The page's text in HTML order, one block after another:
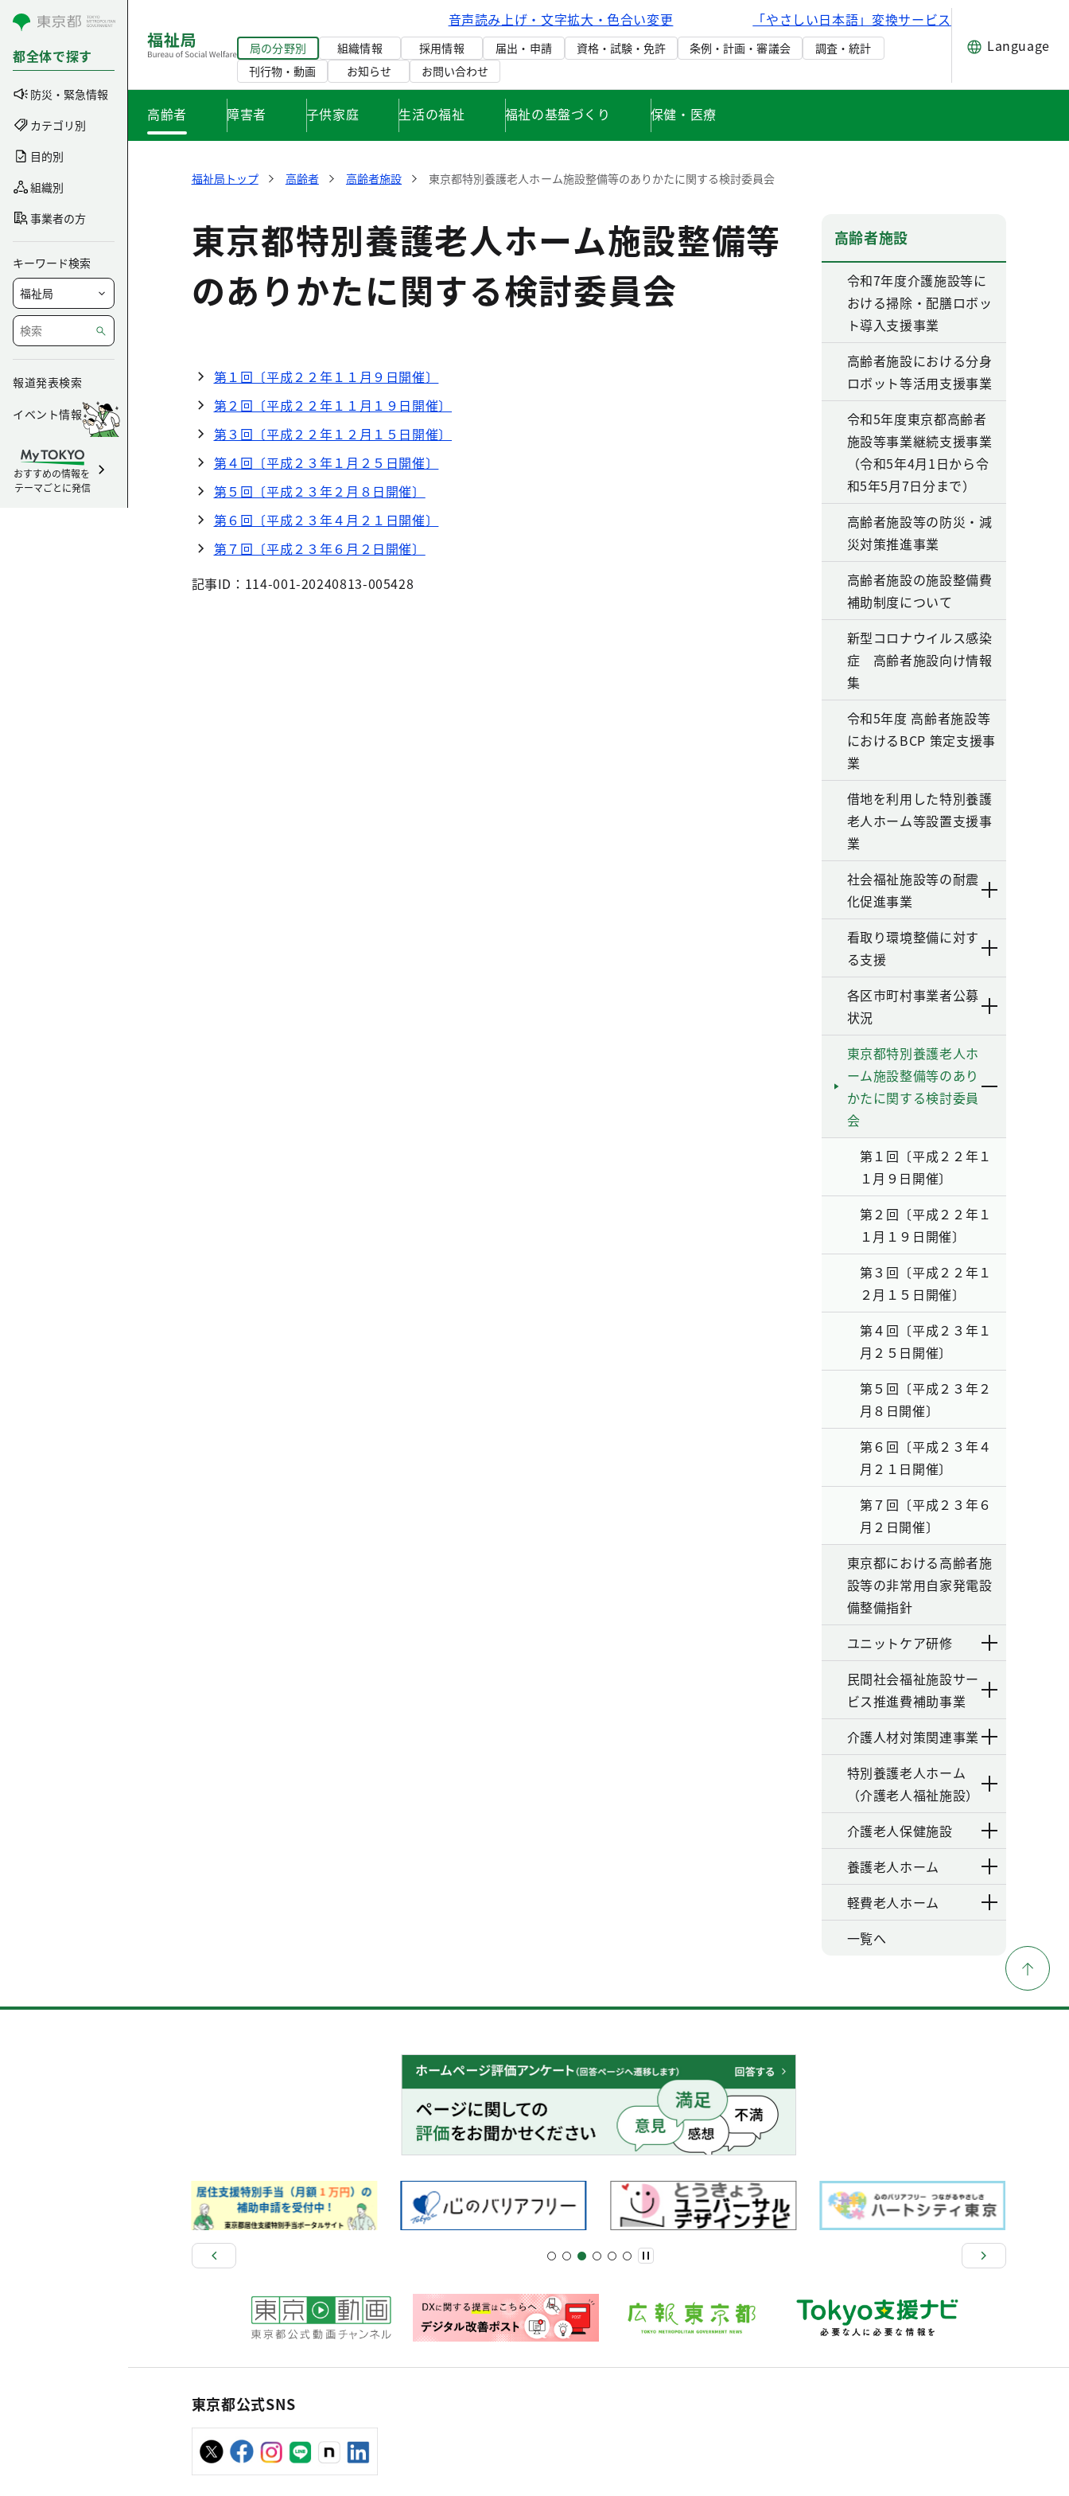
コンテンツにスキップ
都全体で探す
防災・緊急情報
カテゴリ別
目的別
組織別
事業者の方
キーワード検索
報道発表検索
イベント情報
おすすめの情報を
テーマごとに発信
音声読み上げ・文字拡大・色合い変更 「やさしい日本語」変換サービス
局の分野別 組織情報 採用情報 届出・申請 資格・試験・免許 条例・計画・審議会
調査・統計
刊行物・動画
お知らせ お問い合わせ
Language
高齢者 障害者 子供家庭 生活の福祉 福祉の基盤づくり 保健・医療
福祉局トップ 高齢者 高齢者施設 東京都特別養護老人ホーム施設整備等のありかたに関する検討委員会
東京都特別養護老人ホーム施設整備等
のありかたに関する検討委員会
第１回〔平成２２年１１月９日開催〕
第２回〔平成２２年１１月１９日開催〕
第３回〔平成２２年１２月１５日開催〕
第４回〔平成２３年１月２５日開催〕
第５回〔平成２３年２月８日開催〕
第６回〔平成２３年４月２１日開催〕
第７回〔平成２３年６月２日開催〕
記事ID：114-001-20240813-005428
高齢者施設
令和7年度介護施設等に
おける掃除・配膳ロボッ
ト導入支援事業
高齢者施設における分身
ロボット等活用支援事業
令和5年度東京都高齢者
施設等事業継続支援事業
（令和5年4月1日から令
和5年5月7日分まで）
高齢者施設等の防災・減
災対策推進事業
高齢者施設の施設整備費
補助制度について
新型コロナウイルス感染
症 高齢者施設向け情報
集
令和5年度 高齢者施設等
におけるBCP 策定支援事
業
借地を利用した特別養護
老人ホーム等設置支援事
業
社会福祉施設等の耐震
化促進事業
看取り環境整備に対す
る支援
各区市町村事業者公募
状況
東京都特別養護老人ホ
ーム施設整備等のあり
かたに関する検討委員
会
第１回〔平成２２年１
１月９日開催〕
第２回〔平成２２年１
１月１９日開催〕
第３回〔平成２２年１
２月１５日開催〕
第４回〔平成２３年１
月２５日開催〕
第５回〔平成２３年２
月８日開催〕
第６回〔平成２３年４
月２１日開催〕
第７回〔平成２３年６
月２日開催〕
東京都における高齢者施
設等の非常用自家発電設
備整備指針
ユニットケア研修
民間社会福祉施設サー
ビス推進費補助事業
介護人材対策関連事業
特別養護老人ホーム
（介護老人福祉施設）
介護老人保健施設
養護老人ホーム
軽費老人ホーム
一覧へ
東京都公式SNS